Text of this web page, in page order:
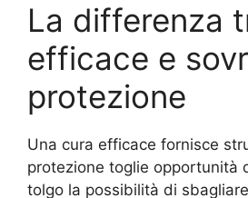
La differenza
efficace e
protezione
Una cura efficace fornisce
protezione toglie opportunità
tolgo la possibilità di